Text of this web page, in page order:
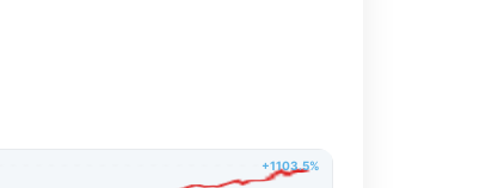
+1103.5%